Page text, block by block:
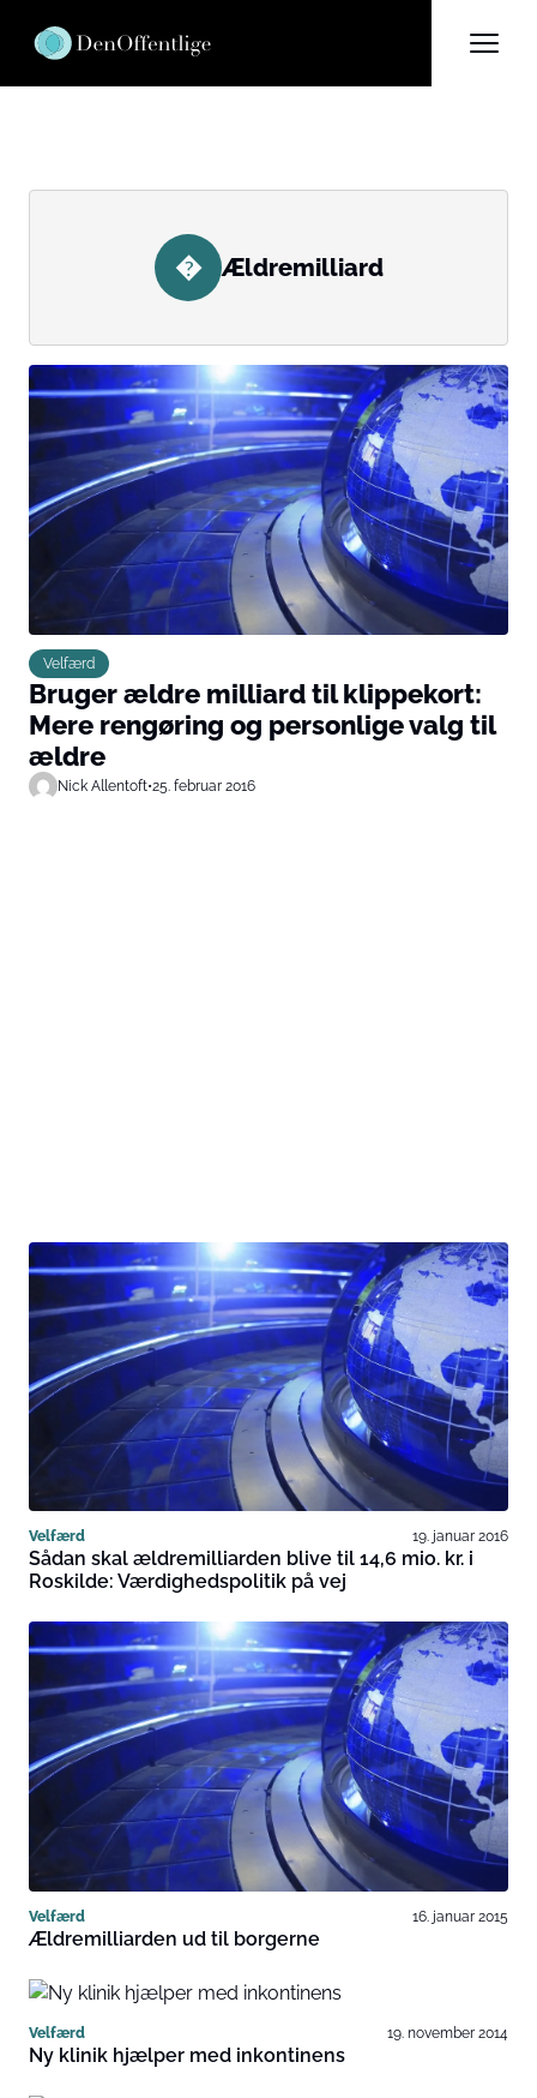
� Ældremilliard
Velfærd
Bruger ældre milliard til klippekort:
Mere rengøring og personlige valg til
ældre
Nick Allentoft•25. februar 2016
Velfærd 19. januar 2016
Sådan skal ældremilliarden blive til 14,6 mio. kr. i
Roskilde: Værdighedspolitik på vej
Velfærd 16. januar 2015
Ældremilliarden ud til borgerne
Velfærd 19. november 2014
Ny klinik hjælper med inkontinens